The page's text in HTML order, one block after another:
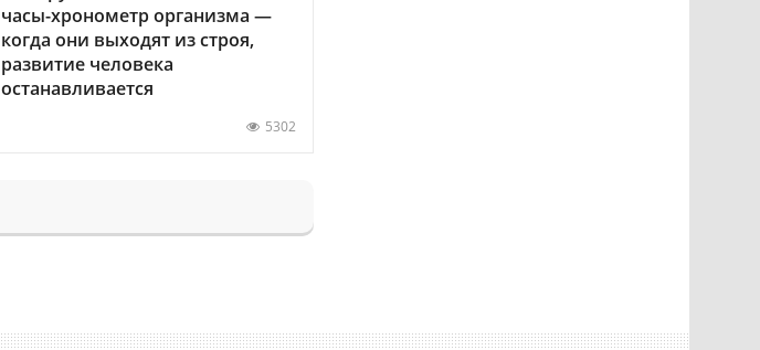
часы-хронометр организма —
когда они выходят из строя,
развитие человека
останавливается
5302